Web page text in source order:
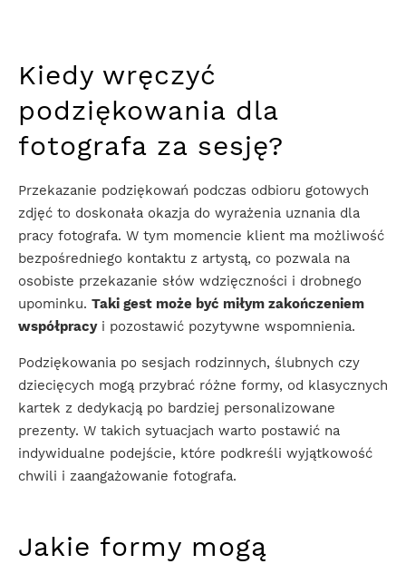
Kiedy wręczyć
podziękowania dla
fotografa za sesję?
Przekazanie podziękowań podczas odbioru gotowych
zdjęć to doskonała okazja do wyrażenia uznania dla
pracy fotografa. W tym momencie klient ma możliwość
bezpośredniego kontaktu z artystą, co pozwala na
osobiste przekazanie słów wdzięczności i drobnego
upominku. Taki gest może być miłym zakończeniem
współpracyi pozostawić pozytywne wspomnienia.
Podziękowania po sesjach rodzinnych, ślubnych czy
dziecięcych mogą przybrać różne formy, od klasycznych
kartek z dedykacją po bardziej personalizowane
prezenty. W takich sytuacjach warto postawić na
indywidualne podejście, które podkreśli wyjątkowość
chwili i zaangażowanie fotografa.
Jakie formy mogą